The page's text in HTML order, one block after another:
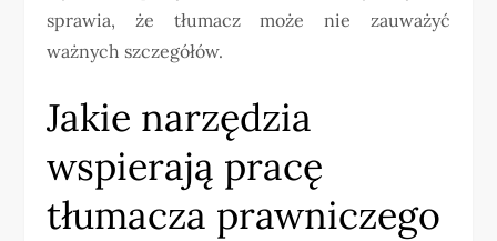
sprawia, że tłumacz może nie zauważyć
ważnych szczegółów.
Jakie narzędzia
wspierają pracę
tłumacza prawniczego